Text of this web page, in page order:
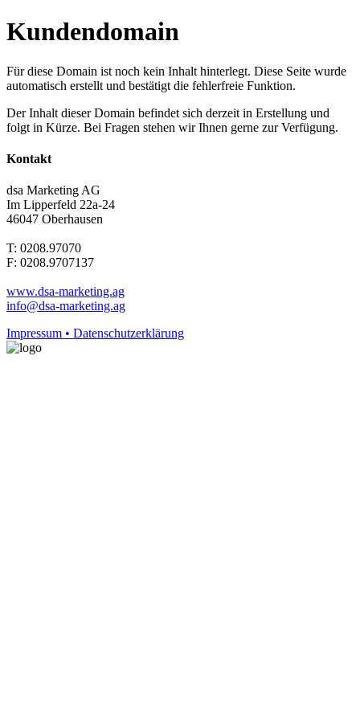
Kundendomain
Für diese Domain ist noch kein Inhalt hinterlegt. Diese Seite wurde
automatisch erstellt und bestätigt die fehlerfreie Funktion.
Der Inhalt dieser Domain befindet sich derzeit in Erstellung und
folgt in Kürze. Bei Fragen stehen wir Ihnen gerne zur Verfügung.
Kontakt
dsa Marketing AG
Im Lipperfeld 22a-24
46047 Oberhausen
T: 0208.97070
F: 0208.9707137
www.dsa-marketing.ag
info@dsa-marketing.ag
Impressum • Datenschutzerklärung